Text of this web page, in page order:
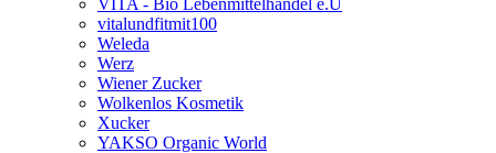
VITA - Bio Lebenmittelhandel e.U
vitalundfitmit100
Weleda
Werz
Wiener Zucker
Wolkenlos Kosmetik
Xucker
YAKSO Organic World